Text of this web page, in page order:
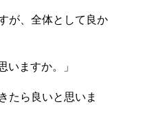
が、全体として良か
いますか。」
たら良いと思いま